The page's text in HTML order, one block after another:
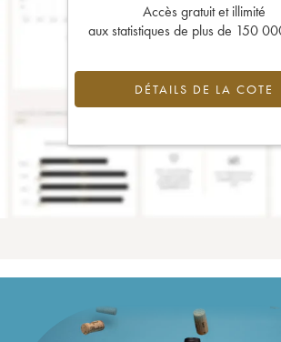
Accès gratuit et illimité
aux statistiques de plus de 150
DÉTAILS DE LA COTE